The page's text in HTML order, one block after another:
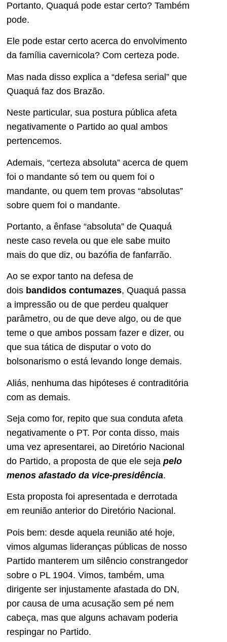
Portanto, Quaquá pode estar certo? Também
pode.
Ele pode estar certo acerca do envolvimento
da família cavernicola? Com certeza pode.
Mas nada disso explica a “defesa serial” que
Quaquá faz dos Brazão.
Neste particular, sua postura pública afeta
negativamente o Partido ao qual ambos
pertencemos.
Ademais, “certeza absoluta” acerca de quem
foi o mandante só tem ou quem foi o
mandante, ou quem tem provas “absolutas”
sobre quem foi o mandante.
Portanto, a ênfase “absoluta” de Quaquá
neste caso revela ou que ele sabe muito
mais do que diz, ou bazófia de fanfarrão.
Ao se expor tanto na defesa de
dois bandidos contumazes, Quaquá passa
a impressão ou de que perdeu qualquer
parâmetro, ou de que deve algo, ou de que
teme o que ambos possam fazer e dizer, ou
que sua tática de disputar o voto do
bolsonarismo o está levando longe demais.
Aliás, nenhuma das hipóteses é contraditória
com as demais.
Seja como for, repito que sua conduta afeta
negativamente o PT. Por conta disso, mais
uma vez apresentarei, ao Diretório Nacional
do Partido, a proposta de que ele seja pelo
menos afastado da vice-presidência.
Esta proposta foi apresentada e derrotada
em reunião anterior do Diretório Nacional.
Pois bem: desde aquela reunião até hoje,
vimos algumas lideranças públicas de nosso
Partido manterem um silêncio constrangedor
sobre o PL 1904. Vimos, também, uma
dirigente ser injustamente afastada do DN,
por causa de uma acusação sem pé nem
cabeça, mas que alguns achavam poderia
respingar no Partido.